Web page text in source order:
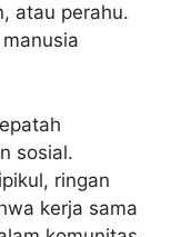
atau perahu.
sosial.
ringan
kerja sama